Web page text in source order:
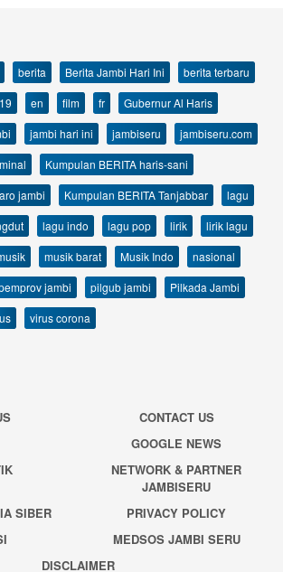
berita Berita Jambi Hari Ini
berita terbaru
en film fr
Gubernur Al Haris
jambi hari ini jambiseru
jambiseru.com
Kumpulan BERITA haris-sani
jambi
Kumpulan BERITA Tanjabbar
lagu
lagu indo lagu pop lirik
lirik lagu
musik barat Musik Indo
nasional
jambi pilgub jambi
Pilkada Jambi
us virus corona
CONTACT US
GOOGLE NEWS
NETWORK & PARTNER
JAMBISERU
SIBER
PRIVACY POLICY
MEDSOS JAMBI SERU
DISCLAIMER